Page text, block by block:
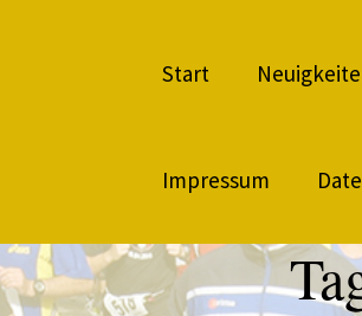
Start
Impressum